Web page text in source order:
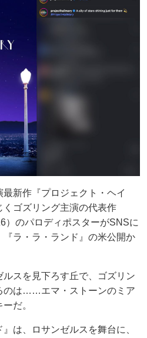
新作『プロジェクト・ヘイ
ゴズリング主演の代表作
）のパロディポスターがSNSに
ラ・ラ・ランド』の米公開か
スを見下ろす丘で、ゴズリン
のは……エマ・ストーンのミア
だ。
は、ロサンゼルスを舞台に、